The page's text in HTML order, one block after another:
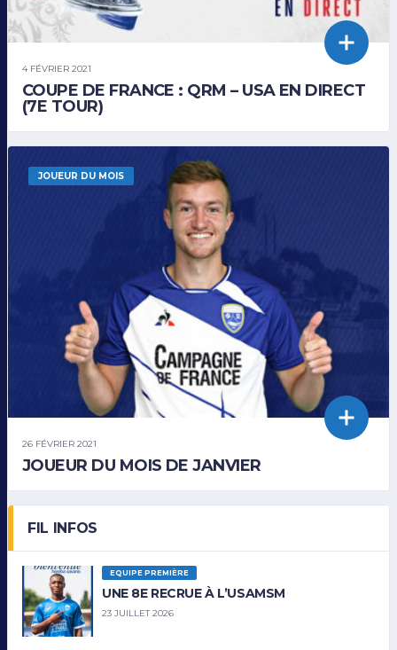
4 FÉVRIER 2021
COUPE DE FRANCE : QRM – USA EN DIRECT
(7E TOUR)
JOUEUR DU MOIS
26 FÉVRIER 2021
JOUEUR DU MOIS DE JANVIER
FIL INFOS
EQUIPE PREMIÈRE
UNE 8E RECRUE À L’USAMSM
23 JUILLET 2026